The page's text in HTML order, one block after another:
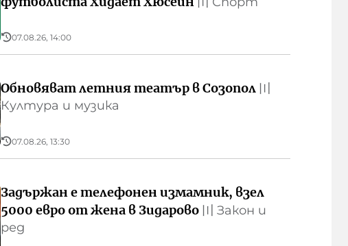
07.08.26, 14:00
Обновяват летния театър в Созопол 〣
Култура и музика
07.08.26, 13:30
Задържан е телефонен измамник, взел
5000 евро от жена в Зидарово 〣 Закон и
ред